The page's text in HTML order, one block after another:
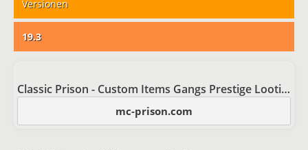
Versionen
19.3
Classic Prison - Custom Items Gangs Prestige Looting
mc-prison.com